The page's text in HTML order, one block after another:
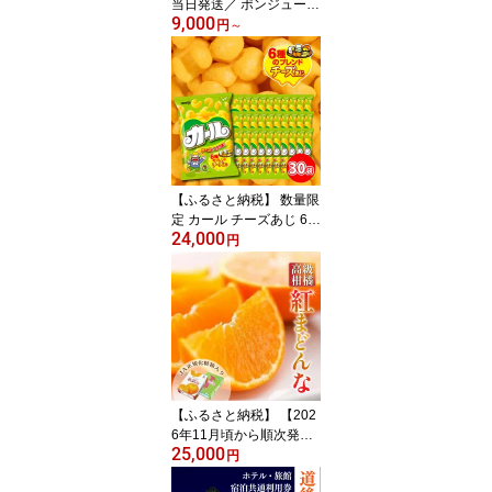
当日発送／ ポンジュース
ペットボトル 800ml×6本
/ 280ml×24本 | みかんジ
ュース オレンジジュース
果汁100％ 飲料 果汁飲料
オレンジ みかん ドリン
ク 常温 ご当地 お土産 人
気 おすすめ 愛媛県 松山
市 POM えひめ飲料
9,000円 ～
【ふるさと納税】 数量限
定 カール チーズあじ 64
g×10袋 3ケース 西日本
限定 スナック菓子 まと
め買い お菓子 おやつ お
つまみ イベント パーテ
ィー 子供 大人 人気 懐か
しの味 ギフト 詰め合わ
せ 家族 送料無料 愛媛県
松山市 明治 meiji
24,000円
【ふるさと納税】 【202
6年11月頃から順次発
送】 紅まどんな ＜JA正
規化粧箱入り＞ 約3kg |
25,000円